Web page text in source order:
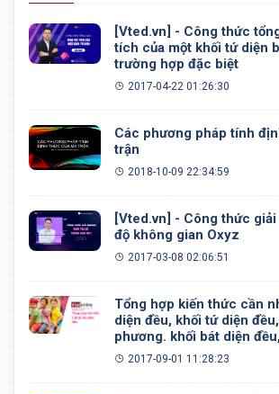
[Vted.vn] - Công thức
tích của một khối tứ diện
trường hợp đặc biệt
2017-04-22 01:26:30
Các phương pháp tính
trận
2018-10-09 22:34:59
[Vted.vn] - Công thức
độ không gian Oxyz
2017-03-08 02:06:51
Tổng hợp kiến thức cần
diện đều, khối tứ diện
phương. khối bát diện
đều, khối 20 mặt đều
2017-09-01 11:28:23